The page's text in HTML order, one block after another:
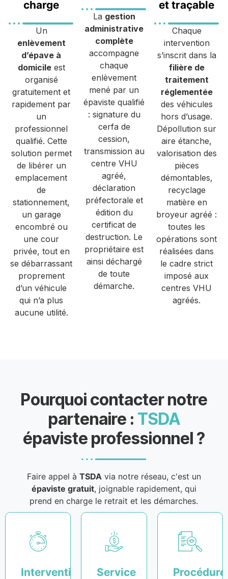
charge
Un
enlèvement
d’épave à
domicileest
organisé
gratuitement et
rapidement par
un
professionnel
qualifié. Cette
solution permet
de libérer un
emplacement
de
stationnement,
un garage
encombré ou
une cour
privée, tout en
se débarrassant
proprement
d’un véhicule
qui n’a plus
aucune utilité.
La gestion
administrative
complète
accompagne
chaque
enlèvement
mené par un
épaviste qualifié
: signature du
cerfa de
cession,
transmission au
centre VHU
agréé,
déclaration
préfectorale et
édition du
certificat de
destruction. Le
propriétaire est
ainsi déchargé
de toute
démarche.
et traçable
Chaque
intervention
s’inscrit dans la
filière de
traitement
réglementée
des véhicules
hors d’usage.
Dépollution sur
aire étanche,
valorisation des
pièces
démontables,
recyclage
matière en
broyeur agréé :
toutes les
opérations sont
réalisées dans
le cadre strict
imposé aux
centres VHU
agréés.
Pourquoi contacter notre
partenaire : TSDA
épaviste professionnel ?
Faire appel à TSDA via notre réseau, c'est un
épaviste gratuit, joignable rapidement, qui
prend en charge le retrait et les démarches.
Intervention
Service
Procédure